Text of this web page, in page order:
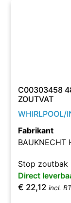
C00303458
ZOUTVAT
WHIRLPOOL/
Fabrikant
BAUKNECHT
Stop zoutbak
Direct
€ 22,12 incl.